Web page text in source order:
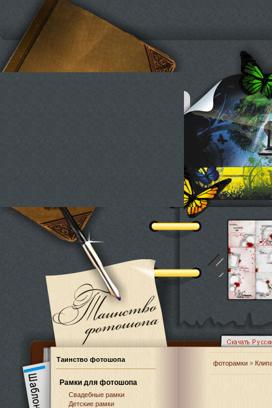
Таинство фотошопа
Рамки для фотошопа
Свадебные рамки
Детские рамки
фоторамки »